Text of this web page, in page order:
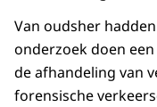
Van oudsher
onderzoek doen
de afhandeling van
forensische